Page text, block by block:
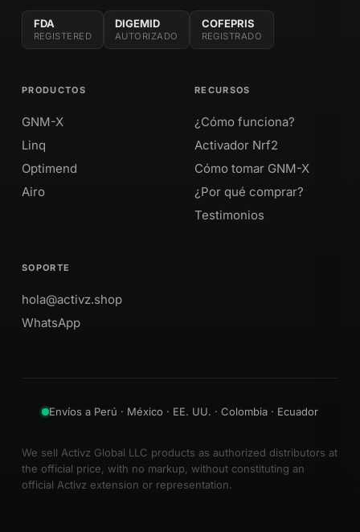
FDA
REGISTERED
DIGEMID
AUTORIZADO
COFEPRIS
REGISTRADO
PRODUCTOS
GNM-X
Linq
Optimend
Airo
RECURSOS
¿Cómo funciona?
Activador Nrf2
Cómo tomar GNM-X
¿Por qué comprar?
Testimonios
SOPORTE
hola@activz.shop
WhatsApp
Envíos a Perú · México · EE. UU. · Colombia · Ecuador
We sell Activz Global LLC products as authorized distributors at
the official price, with no markup, without constituting an
official Activz extension or representation.